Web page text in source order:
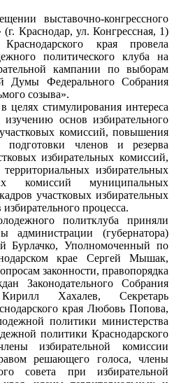
выставочно-конгрессного
Краснодар, ул. Конгрессная, 1)
края провела
политического клуба на
кампании по выборам
Думы Федерального Собрания
созыва».
целях стимулирования интереса
основ избирательного
комиссий, повышения
подготовки членов и резерва
избирательных комиссий,
избирательных
комиссий муниципальных
участковых избирательных
процесса.
политклуба приняли
администрации (губернатора)
Бурлачко, Уполномоченный по
крае Сергей Мышак,
законности, правопорядка
Законодательного Собрания
Хахалев, Секретарь
края Любовь Попова,
политики министерства
политики Краснодарского
избирательной комиссии
решающего голоса, члены
совета при избирательной